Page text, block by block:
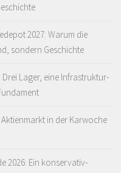
2027: Warum die
sondern Geschichte
Lager, eine Infrastruktur-
in der Karwoche
2026: Ein konservativ-